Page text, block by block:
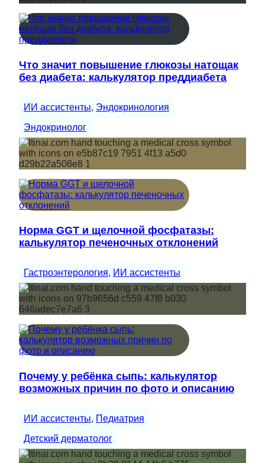
Что значит повышение глюкозы натощак
без диабета: калькулятор преддиабета
ИИ ассистенты, Эндокринология
Эндокринолог
Норма GGT и щелочной фосфатазы:
калькулятор печеночных отклонений
Гастроэнтерология, ИИ ассистенты
Почему у ребёнка сыпь: калькулятор
возможных причин по фото и описанию
ИИ ассистенты, Педиатрия
Детский дерматолог